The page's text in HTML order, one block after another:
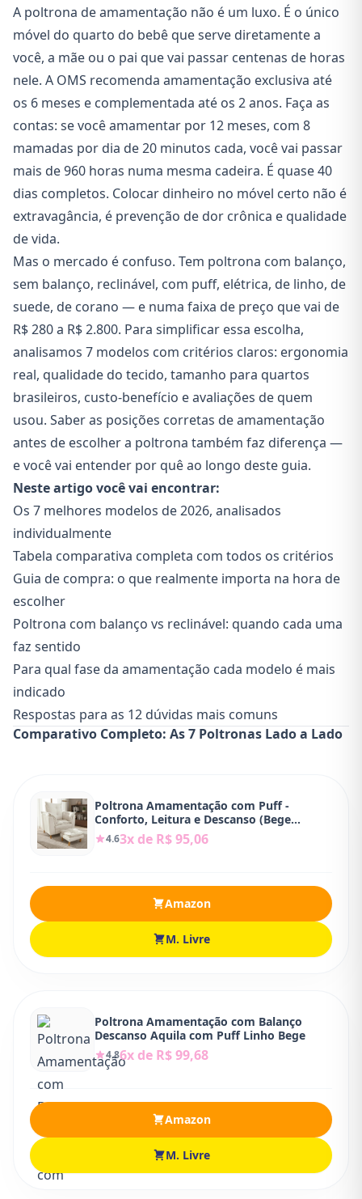
A poltrona de amamentação não é um luxo. É o único
móvel do quarto do bebê que serve diretamente a
você, a mãe ou o pai que vai passar centenas de horas
nele. A OMS recomenda amamentação exclusiva até
os 6 meses e complementada até os 2 anos. Faça as
contas: se você amamentar por 12 meses, com 8
mamadas por dia de 20 minutos cada, você vai passar
mais de 960 horas numa mesma cadeira. É quase 40
dias completos. Colocar dinheiro no móvel certo não é
extravagância, é prevenção de dor crônica e qualidade
de vida.
Mas o mercado é confuso. Tem poltrona com balanço,
sem balanço, reclinável, com puff, elétrica, de linho, de
suede, de corano — e numa faixa de preço que vai de
R$ 280 a R$ 2.800. Para simplificar essa escolha,
analisamos 7 modelos com critérios claros: ergonomia
real, qualidade do tecido, tamanho para quartos
brasileiros, custo-benefício e avaliações de quem
usou. Saber as posições corretas de amamentação
antes de escolher a poltrona também faz diferença —
e você vai entender por quê ao longo deste guia.
Neste artigo você vai encontrar:
Os 7 melhores modelos de 2026, analisados
individualmente
Tabela comparativa completa com todos os critérios
Guia de compra: o que realmente importa na hora de
escolher
Poltrona com balanço vs reclinável: quando cada uma
faz sentido
Para qual fase da amamentação cada modelo é mais
indicado
Respostas para as 12 dúvidas mais comuns
Comparativo Completo: As 7 Poltronas Lado a Lado
Poltrona Amamentação com Puff -
Conforto, Leitura e Descanso (Bege
Marfim)
4.63x de R$ 95,06
Amazon
M. Livre
Poltrona Amamentação com Balanço
Descanso Aquila com Puff Linho Bege
4.86x de R$ 99,68
Amazon
M. Livre